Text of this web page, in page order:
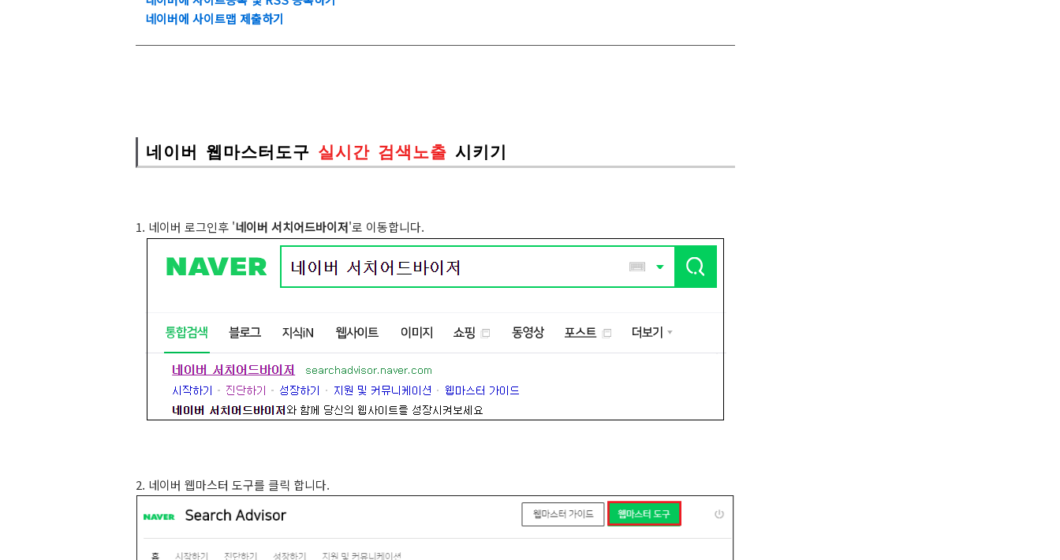
네이버에 사이트맵 제출하기
네이버 웹마스터도구 실시간 검색노출 시키기
1. 네이버 로그인후 '네이버 서치어드바이저'로 이동합니다.
2. 네이버 웹마스터 도구를 클릭 합니다.